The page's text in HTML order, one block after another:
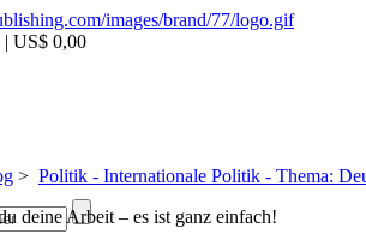
US$ 0,00
> Politik - Internationale Politik - Thema:
deine Arbeit – es ist ganz einfach!